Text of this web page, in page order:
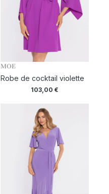
MOE
Robe de cocktail violette
103,00 €